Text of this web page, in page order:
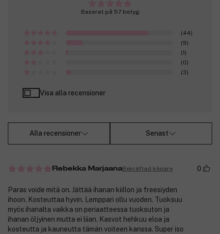
Baserat på 57 betyg
(44)
(9)
(1)
(0)
(3)
Visa alla recensioner
Alla recensioner Senast
Rebekka MarjaanaBekräftad köpare 0
Paras voide mitä on. Jättää ihanan kiillon ja freesiyden
ihoon. Kosteuttaa hyvin. Lemppari ollu vuoden. Tuoksuu
myös ihanalta vaikka on periaatteessa tuoksuton ja
ihanan öljyinen mutta ei liian. Kasvot hehkuu eloa ja
kosteutta ja kauneutta tämän voiteen kanssa. Super iso